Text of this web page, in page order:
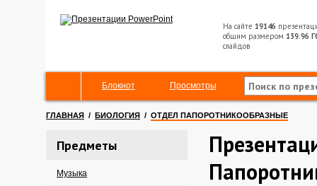
На сайте 19146
общим размером 139.96
слайдов
Блокнот Просмотры
ГЛАВНАЯ / БИОЛОГИЯ / ОТДЕЛ ПАПОРОТНИКООБРАЗНЫЕ
Предметы
Музыка